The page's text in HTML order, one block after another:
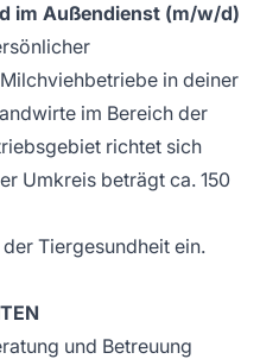
im Außendienst (m/w/d)
in deiner
im Bereich der
richtet sich
Umkreis beträgt ca. 150
Tiergesundheit ein.
und Betreuung